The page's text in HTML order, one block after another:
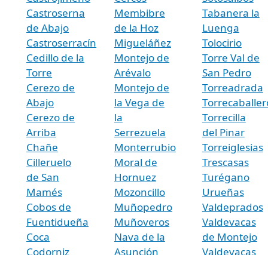
Castroserna
de Abajo
Castroserracín
Cedillo de la
Torre
Cerezo de
Abajo
Cerezo de
Arriba
Chañe
Cilleruelo
de San
Mamés
Cobos de
Fuentidueña
Coca
Codorniz
Membibre
de la Hoz
Migueláñez
Montejo de
Arévalo
Montejo de
la Vega de
la
Serrezuela
Monterrubio
Moral de
Hornuez
Mozoncillo
Muñopedro
Muñoveros
Nava de la
Asunción
Tabanera la
Luenga
Tolocirio
Torre Val de
San Pedro
Torreadrada
Torrecilla
del Pinar
Torreiglesias
Trescasas
Turégano
Urueñas
Valdeprados
Valdevacas
de Montejo
Valdevacas